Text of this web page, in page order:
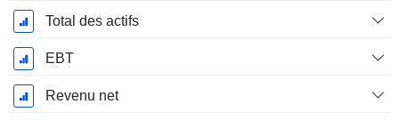
Total des actifs
EBT
Revenu net